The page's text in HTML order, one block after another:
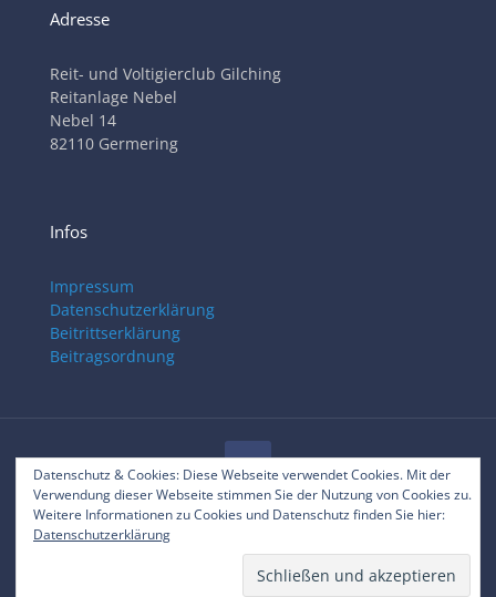
Adresse
Reit- und Voltigierclub Gilching
Reitanlage Nebel
Nebel 14
82110 Germering
Infos
Impressum
Datenschutzerklärung
Beitrittserklärung
Beitragsordnung
Datenschutz & Cookies: Diese Webseite verwendet Cookies. Mit der
Verwendung dieser Webseite stimmen Sie der Nutzung von Cookies zu.
Weitere Informationen zu Cookies und Datenschutz finden Sie hier:
Datenschutzerklärung
© 2025 RVC Gilching